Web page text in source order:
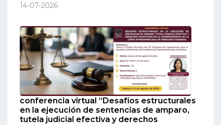
14-07-2026
conferencia virtual “Desafíos estructurales
en la ejecución de sentencias de amparo,
tutela judicial efectiva y derechos